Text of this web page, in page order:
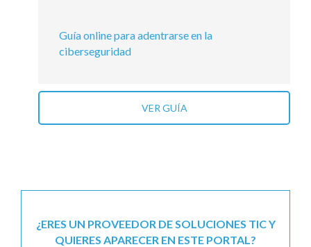
Guía online para adentrarse en la
ciberseguridad
VER GUÍA
¿ERES UN PROVEEDOR DE SOLUCIONES TIC Y
QUIERES APARECER EN ESTE PORTAL?